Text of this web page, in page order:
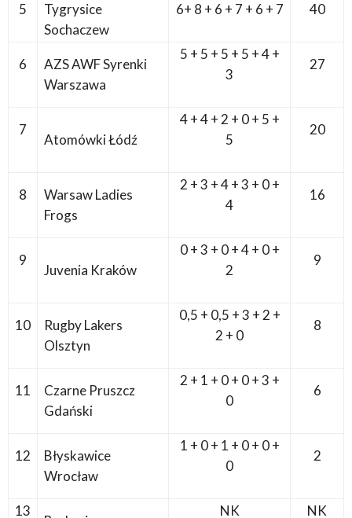
5
Tygrysice
Sochaczew
6+ 8 + 6 + 7 + 6 + 7 40
6
AZS AWF Syrenki
Warszawa
5 + 5 + 5 + 5 + 4 +
3
27
7
Atomówki Łódź
4 + 4 + 2 + 0 + 5 +
5
20
8
Warsaw Ladies
Frogs
2 + 3 + 4 + 3 + 0 +
4
16
9
Juvenia Kraków
0 + 3 + 0 + 4 + 0 +
2
9
10
Rugby Lakers
Olsztyn
0,5 + 0,5 + 3 + 2 +
2 + 0
8
11
Czarne Pruszcz
Gdański
2 + 1 + 0 + 0 + 3 +
0
6
12
Błyskawice
Wrocław
1 + 0 + 1 + 0 + 0 +
0
2
13 NK NK